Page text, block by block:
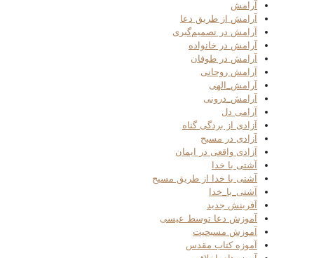
آرامش
آرامش از طریق دعا
آرامش در تصمیم‌گیری
آرامش در خانواده
آرامش در طوفان
آرامش روحانی
آرامش_الهی
آرامش_درونی
آرامی دل
آزادی از بردگی گناه
آزادی در مسیح
آزادی واقعی در ایمان
آشتی با خدا
آشتی با خدا از طریق مسیح
آشتی_با_خدا
آفرینش جدید
آموزش دعا توسط عیسی
آموزش مسیحیت
آموزه کتاب مقدس